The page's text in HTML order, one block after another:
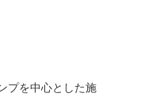
プを中心とした施